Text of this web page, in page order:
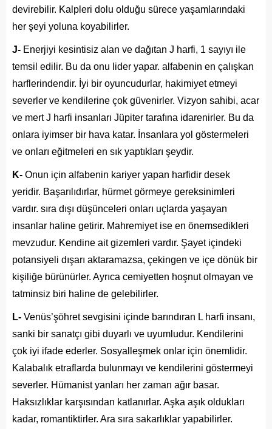
devirebilir. Kalpleri dolu olduğu sürece yaşamlarındaki
her şeyi yoluna koyabilirler.
J- Enerjiyi kesintisiz alan ve dağıtan J harfi, 1 sayıyı ile
temsil edilir. Bu da onu lider yapar. alfabenin en çalışkan
harflerindendir. İyi bir oyuncudurlar, hakimiyet etmeyi
severler ve kendilerine çok güvenirler. Vizyon sahibi, acar
ve mert J harfi insanları Jüpiter tarafına idarenirler. Bu da
onlara iyimser bir hava katar. İnsanlara yol göstermeleri
ve onları eğitmeleri en sık yaptıkları şeydir.
K- Onun için alfabenin kariyer yapan harfidir desek
yeridir. Başarılıdırlar, hürmet görmeye gereksinimleri
vardır. sıra dışı düşünceleri onları uçlarda yaşayan
insanlar haline getirir. Mahremiyet ise en önemsedikleri
mevzudur. Kendine ait gizemleri vardır. Şayet içindeki
potansiyeli dışarı aktaramazsa, çekingen ve içe dönük bir
kişiliğe bürünürler. Ayrıca cemiyetten hoşnut olmayan ve
tatminsiz biri haline de gelebilirler.
L- Venüs’şöhret sevgisini içinde barındıran L harfi insanı,
sanki bir sanatçı gibi duyarlı ve uyumludur. Kendilerini
çok iyi ifade ederler. Sosyalleşmek onlar için önemlidir.
Kalabalık etraflarda bulunmayı ve kendilerini göstermeyi
severler. Hümanist yanları her zaman ağır basar.
Haksızlıklar karşısından katlanırlar. Aşka aşık oldukları
kadar, romantiktirler. Ara sıra sakarlıklar yapabilirler.